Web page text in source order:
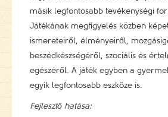
másik legfontosabb tevékenységi
Játékának megfigyelés közben
ismereteiről, élményeiről,
beszédkészségéről, szociális és
egészéről. A játék egyben a
egyik legfontosabb eszköze is.
Fejlesztő hatása: